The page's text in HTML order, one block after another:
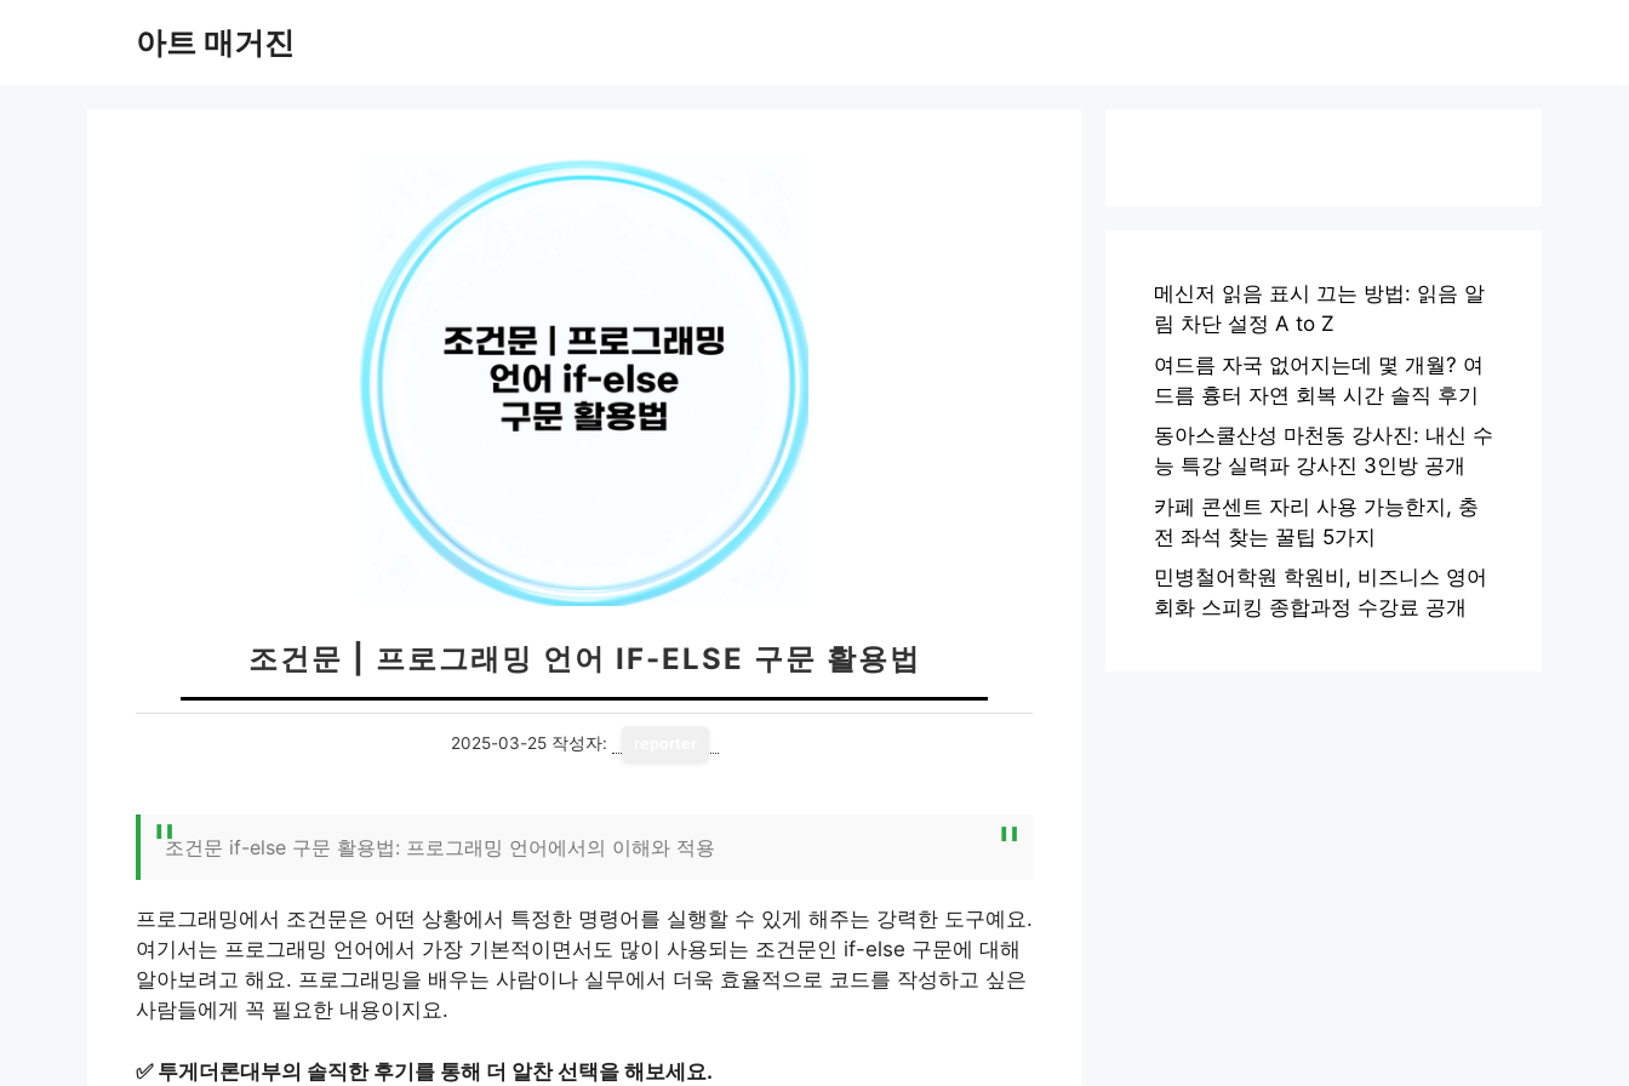
아트 매거진
조건문 | 프로그래밍 언어 IF-ELSE 구문 활용법
2025-03-25 작성자:
조건문 if-else 구문 활용법: 프로그래밍 언어에서의 이해와 적용
프로그래밍에서 조건문은 어떤 상황에서 특정한 명령어를 실행할 수 있게 해주는 강력한 도구예요.
여기서는 프로그래밍 언어에서 가장 기본적이면서도 많이 사용되는 조건문인 if-else 구문에 대해
알아보려고 해요. 프로그래밍을 배우는 사람이나 실무에서 더욱 효율적으로 코드를 작성하고 싶은
사람들에게 꼭 필요한 내용이지요.
✅ 투게더론대부의 솔직한 후기를 통해 더 알찬 선택을 해보세요.
메신저 읽음 표시 끄는 방법: 읽음 알
림 차단 설정 A to Z
여드름 자국 없어지는데 몇 개월? 여
드름 흉터 자연 회복 시간 솔직 후기
동아스쿨산성 마천동 강사진: 내신 수
능 특강 실력파 강사진 3인방 공개
카페 콘센트 자리 사용 가능한지, 충
전 좌석 찾는 꿀팁 5가지
민병철어학원 학원비, 비즈니스 영어
회화 스피킹 종합과정 수강료 공개